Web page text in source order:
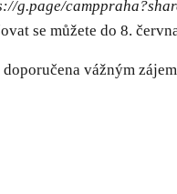
g.page/
se můžete do 8.
doporučena vážným